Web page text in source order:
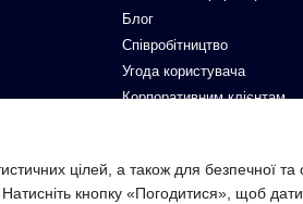
Блог
Співробітництво
Угода користувача
Корпоративним клієнтам
цілей, а також для безпечної та
кнопку «Погодитися», щоб дати